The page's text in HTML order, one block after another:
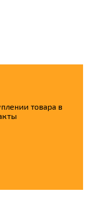
товара в